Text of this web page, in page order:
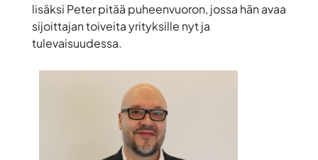
lisäksi Peter pitää puheenvuoron, jossa hän avaa
sijoittajan toiveita yrityksille nyt ja
tulevaisuudessa.